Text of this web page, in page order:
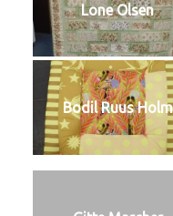
Lone Olsen
Bodil Ruus Holm